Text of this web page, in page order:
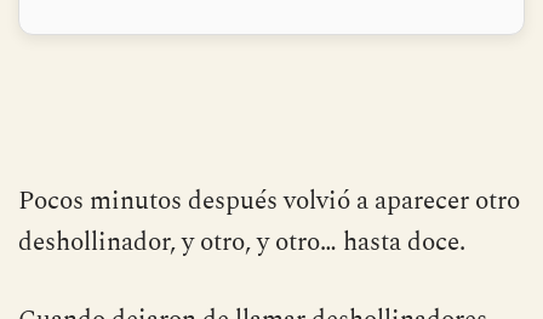
Pocos minutos después volvió a aparecer otro
deshollinador, y otro, y otro… hasta doce.